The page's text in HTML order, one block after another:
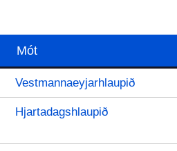
Mót
Vestmannaeyjarhlaupið
Hjartadagshlaupið